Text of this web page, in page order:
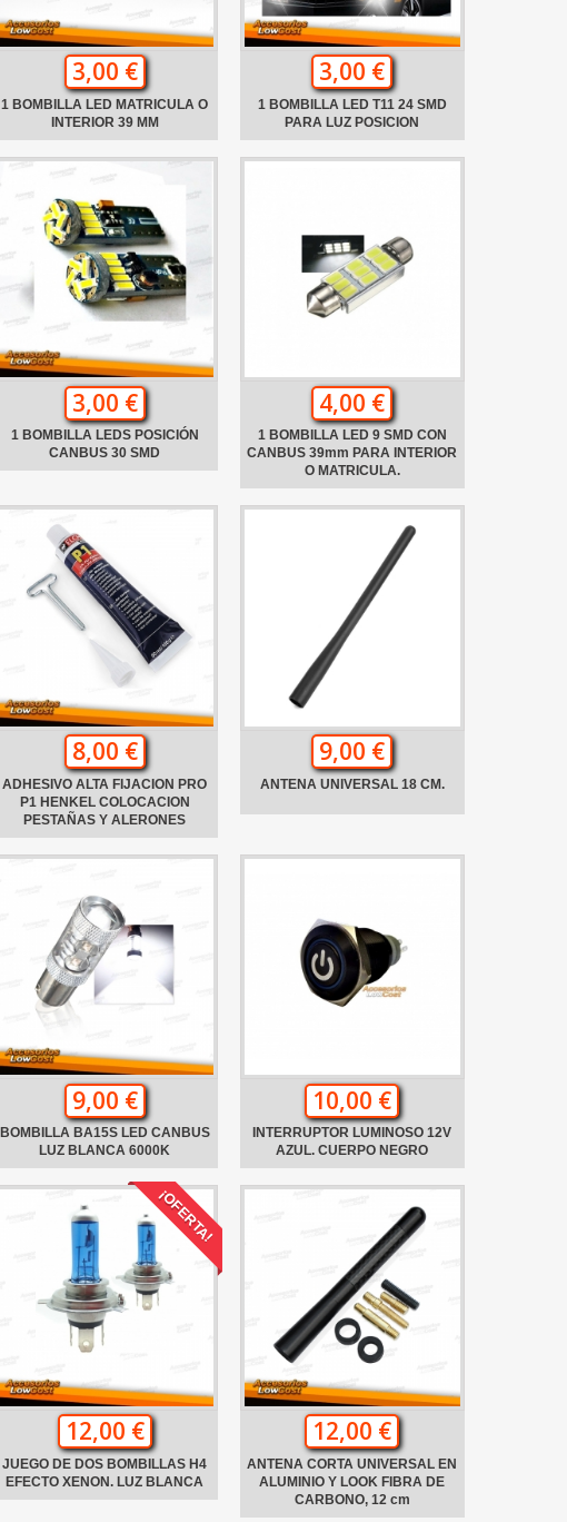
3,00 €
1 BOMBILLA LED MATRICULA O
INTERIOR 39 MM
3,00 €
1 BOMBILLA LED T11 24 SMD
PARA LUZ POSICION
3,00 €
1 BOMBILLA LEDS POSICIÓN
CANBUS 30 SMD
4,00 €
1 BOMBILLA LED 9 SMD CON
CANBUS 39mm PARA INTERIOR
O MATRICULA.
8,00 €
ADHESIVO ALTA FIJACION PRO
P1 HENKEL COLOCACION
PESTAÑAS Y ALERONES
9,00 €
ANTENA UNIVERSAL 18 CM.
9,00 €
BOMBILLA BA15S LED CANBUS
LUZ BLANCA 6000K
10,00 €
INTERRUPTOR LUMINOSO 12V
AZUL. CUERPO NEGRO
¡OFERTA!
12,00 €
JUEGO DE DOS BOMBILLAS H4
EFECTO XENON. LUZ BLANCA
12,00 €
ANTENA CORTA UNIVERSAL EN
ALUMINIO Y LOOK FIBRA DE
CARBONO, 12 cm